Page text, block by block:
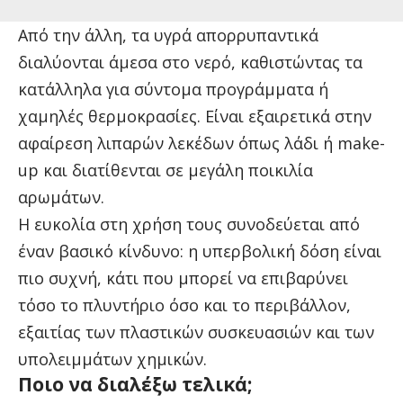
Από την άλλη, τα υγρά απορρυπαντικά
διαλύονται άμεσα στο νερό, καθιστώντας τα
κατάλληλα για σύντομα προγράμματα ή
χαμηλές θερμοκρασίες. Είναι εξαιρετικά στην
αφαίρεση λιπαρών λεκέδων όπως λάδι ή make-
up και διατίθενται σε μεγάλη ποικιλία
αρωμάτων.
Η ευκολία στη χρήση τους συνοδεύεται από
έναν βασικό κίνδυνο: η υπερβολική δόση είναι
πιο συχνή, κάτι που μπορεί να επιβαρύνει
τόσο το πλυντήριο όσο και το περιβάλλον,
εξαιτίας των πλαστικών συσκευασιών και των
υπολειμμάτων χημικών.
Ποιο να διαλέξω τελικά;